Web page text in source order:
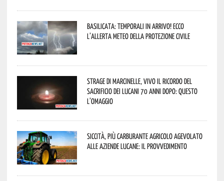
Basilicata: temporali in arrivo! Ecco
l’allerta meteo della Protezione civile
Strage di Marcinelle, vivo il ricordo del
sacrificio dei lucani 70 anni dopo: questo
l’omaggio
Siccità, più carburante agricolo agevolato
alle aziende lucane: il provvedimento